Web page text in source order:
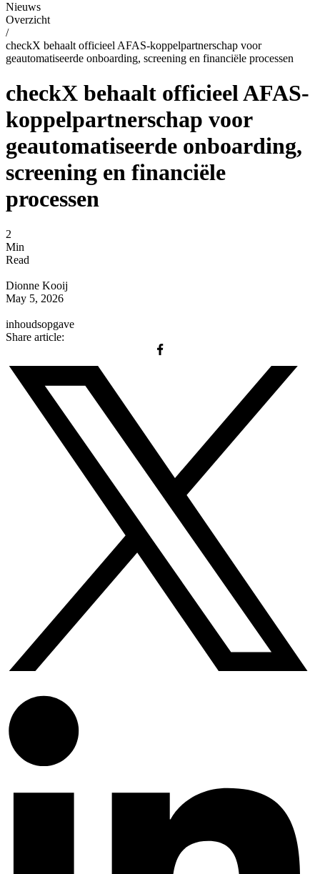
Nieuws
Overzicht
/
checkX behaalt officieel AFAS-koppelpartnerschap voor
geautomatiseerde onboarding, screening en financiële processen
checkX behaalt officieel AFAS-
koppelpartnerschap voor
geautomatiseerde onboarding,
screening en financiële
processen
2
Min
Read
Dionne Kooij
May 5, 2026
inhoudsopgave
Share article: